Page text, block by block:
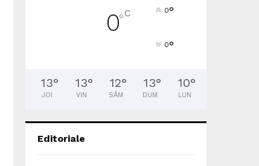
0°C 0°
0°
13°
JOI
13°
VIN
12°
SÂM
13°
DUM
10°
LUN
Editoriale